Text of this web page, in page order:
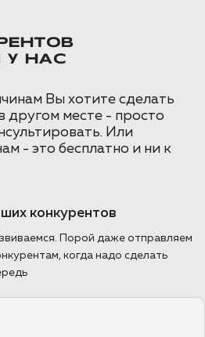
У НАС
Вы хотите сделать
другом месте - просто
Или
- это бесплатно и ни к
конкурентов
Порой даже отправляем
когда надо сделать